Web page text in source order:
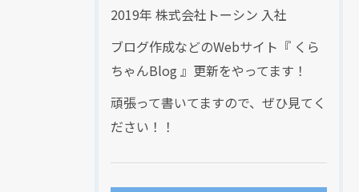
2019年 株式会社トーシン 入社
ブログ作成などのWebサイト『 くら
ちゃんBlog 』更新をやってます！
頑張って書いてますので、ぜひ見てく
ださい！！